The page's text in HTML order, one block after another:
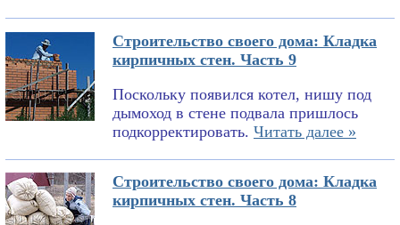
Строительство своего дома: Кладка
кирпичных стен. Часть 9
Поскольку появился котел, нишу под
дымоход в стене подвала пришлось
подкорректировать. Читать далее »
Строительство своего дома: Кладка
кирпичных стен. Часть 8